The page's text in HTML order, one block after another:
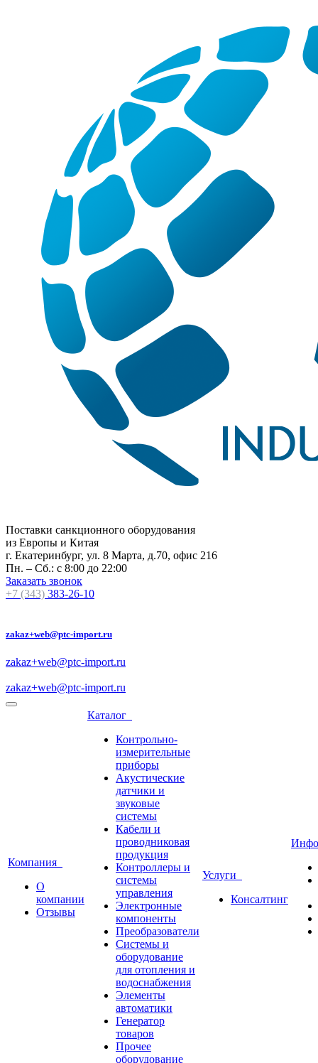
Поставки санкционного оборудования
из Европы и Китая
г. Екатеринбург, ул. 8 Марта, д.70, офис 216
Пн. – Сб.: с 8:00 до 22:00
Заказать звонок
+7 (343) 383-26-10
zakaz+web@ptc-import.ru
zakaz+web@ptc-import.ru
zakaz+web@ptc-import.ru
Компания
О
компании
Отзывы
Каталог
Контрольно-
измерительные
приборы
Акустические
датчики и
звуковые
системы
Кабели и
проводниковая
продукция
Контроллеры и
системы
управления
Электронные
компоненты
Преобразователи
Системы и
оборудование
для отопления и
водоснабжения
Элементы
автоматики
Генератор
товаров
Прочее
оборудование
Услуги
Консалтинг